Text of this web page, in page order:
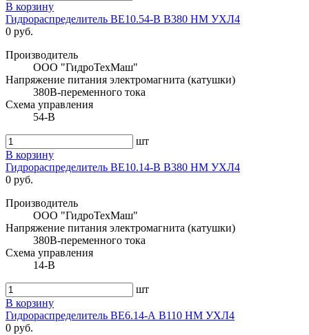
В корзину
Гидрораспределитель ВЕ10.54-В В380 НМ УХЛ4
0 руб.
Производитель
ООО "ГидроТехМаш"
Напряжение питания электромагнита (катушки)
380В-переменного тока
Схема управления
54-В
шт
В корзину
Гидрораспределитель ВЕ10.14-В В380 НМ УХЛ4
0 руб.
Производитель
ООО "ГидроТехМаш"
Напряжение питания электромагнита (катушки)
380В-переменного тока
Схема управления
14-В
шт
В корзину
Гидрораспределитель ВЕ6.14-А В110 НМ УХЛ4
0 руб.